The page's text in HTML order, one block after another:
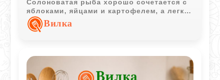
Солоноватая рыба хорошо сочетается с
яблоками, яйцами и картофелем, а легкая
острота горчицы делает вкус более
выразительным. Такой салат отлично
Вилка